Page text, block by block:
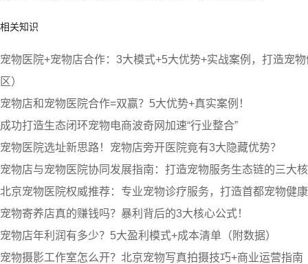
相关知识
宠物医院+宠物店合作：3大模式+5大优势+实战案例，打造宠
区）
宠物店和宠物医院合作=双赢？5大优势+真实案例！
成功打造生态闭环宠物电商波奇网加速“行业整合”
宠物医院选址新思路！宠物店旁开医院竟有3大隐藏优势？
宠物店与宠物医院协同发展指南：打造宠物服务生态链的三大
北京宠物医院权威推荐：专业宠物诊疗服务，打造首都宠物健
宠物寄养店真的赚钱吗？暴利背后的3大核心公式！
宠物店年利润有多少？5大盈利模式+成本清单（附数据）
宠物摄影工作室怎么开？北京宠物写真拍摄技巧+商业运营指